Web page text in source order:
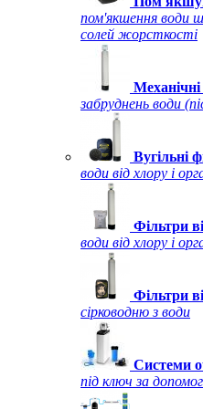
пом'якшення води
солей жорсткості
забруднень води
Вугільні
води від хлору і
Фільтри
води від хлору і
Фільтри
сірководню з води
Системи
під ключ за